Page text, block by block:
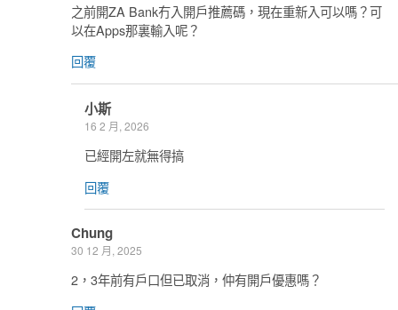
之前開ZA Bank冇入開戶推薦碼，現在重新入可以嗎？可
以在Apps那裏輸入呢？
回覆
小斯
16 2 月, 2026
已經開左就無得搞
回覆
Chung
30 12 月, 2025
2，3年前有戶口但已取消，仲有開戶優惠嗎？